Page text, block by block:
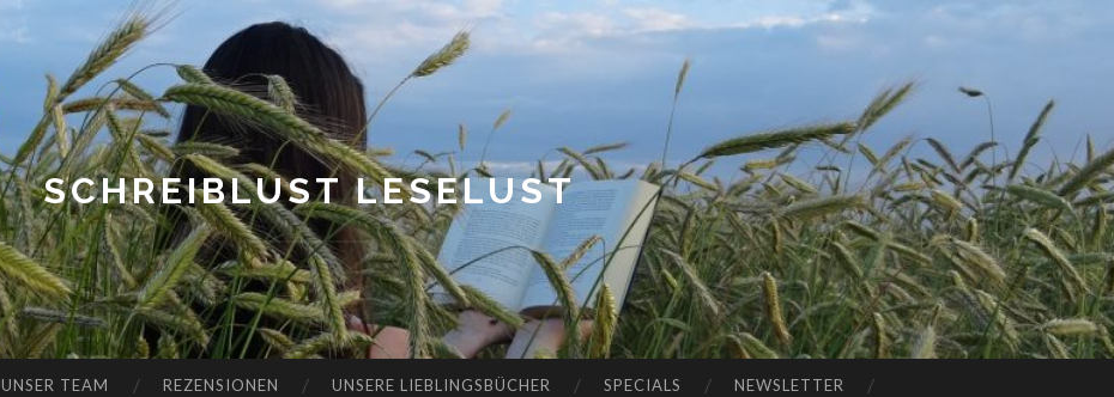
SCHREIBLUST LESELUST
UNSER TEAM REZENSIONEN UNSERE LIEBLINGSBÜCHER SPECIALS NEWSLETTER